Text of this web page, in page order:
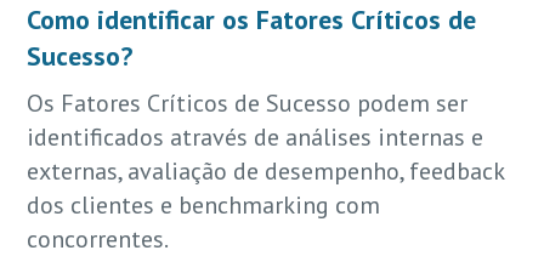
Como identificar os Fatores Críticos de
Sucesso?
Os Fatores Críticos de Sucesso podem ser
identificados através de análises internas e
externas, avaliação de desempenho, feedback
dos clientes e benchmarking com
concorrentes.